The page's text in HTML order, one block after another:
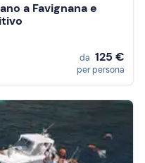
a Favignana e
da 125 €
per persona